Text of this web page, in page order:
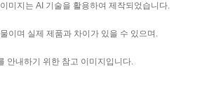
미지는 AI 기술을 활용하여 제작되었습니다.
이며 실제 제품과 차이가 있을 수 있으며.
안내하기 위한 참고 이미지입니다.